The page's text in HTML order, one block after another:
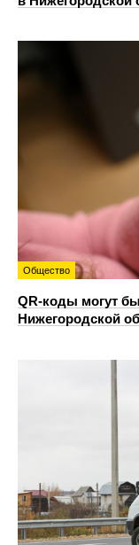
Общество
QR-коды могут
Нижегородской